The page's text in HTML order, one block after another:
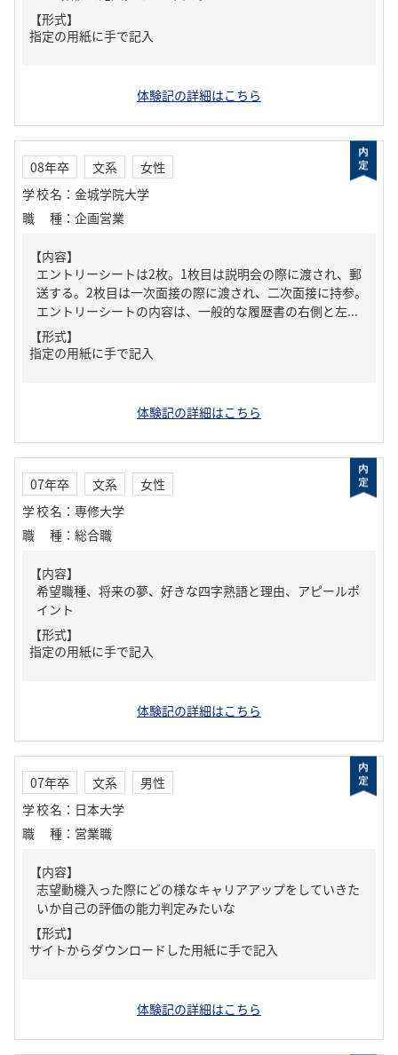
【形式】
指定の用紙に手で記入
体験記の詳細はこちら
08年卒 文系
女性
学校名 ： 金城学院大学
職種 ： 企画営業
【内容】
エントリーシートは2枚。1枚目は説明会の際に渡され、郵
送する。2枚目は一次面接の際に渡され、二次面接に持参。
エントリーシートの内容は、一般的な履歴書の右側と左...
【形式】
指定の用紙に手で記入
体験記の詳細はこちら
07年卒 文系
女性
学校名 ： 専修大学
職種 ： 総合職
【内容】
希望職種、将来の夢、好きな四字熟語と理由、アピールポ
イント
【形式】
指定の用紙に手で記入
体験記の詳細はこちら
07年卒 文系
男性
学校名 ： 日本大学
職種 ： 営業職
【内容】
志望動機入った際にどの様なキャリアアップをしていきた
いか自己の評価の能力判定みたいな
【形式】
サイトからダウンロードした用紙に手で記入
体験記の詳細はこちら